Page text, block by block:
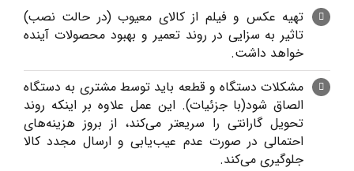
تهیه عکس و فیلم از کالای معیوب (در حالت نصب)
تاثیر به سزایی در روند تعمیر و بهبود محصولات آینده
خواهد داشت.
مشکلات دستگاه و قطعه باید توسط مشتری به دستگاه
الصاق شود(با جزئیات). این عمل علاوه بر اینکه روند
تحویل گارانتی را سریعتر می‌کند، از بروز هزینه‌های
احتمالی در صورت عدم عیب‌یابی و ارسال مجدد کالا
جلوگیری ‌می‌کند.